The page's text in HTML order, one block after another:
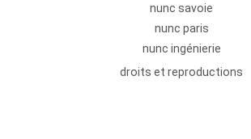
nunc savoie
nunc paris
nunc ingénierie
droits et reproductions